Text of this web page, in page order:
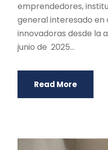
emprendedores,
general interesado
innovadoras desde la
junio de 2025...
Read More